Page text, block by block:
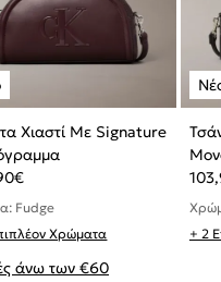
Χιαστί Με Signature
€
Fudge
Χρώματα
+ 2
άνω των €60